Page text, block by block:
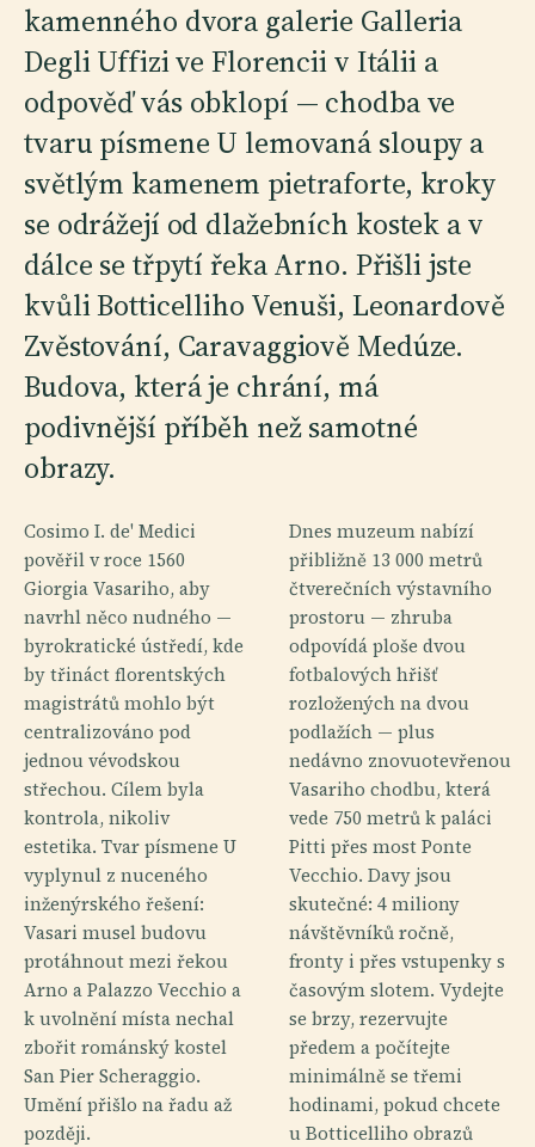
kamenného dvora galerie Galleria
Degli Uffizi ve Florencii v Itálii a
odpověď vás obklopí — chodba ve
tvaru písmene U lemovaná sloupy a
světlým kamenem pietraforte, kroky
se odrážejí od dlažebních kostek a v
dálce se třpytí řeka Arno. Přišli jste
kvůli Botticelliho Venuši, Leonardově
Zvěstování, Caravaggiově Medúze.
Budova, která je chrání, má
podivnější příběh než samotné
obrazy.
Cosimo I. de' Medici
pověřil v roce 1560
Giorgia Vasariho, aby
navrhl něco nudného —
byrokratické ústředí, kde
by třináct florentských
magistrátů mohlo být
centralizováno pod
jednou vévodskou
střechou. Cílem byla
kontrola, nikoliv
estetika. Tvar písmene U
vyplynul z nuceného
inženýrského řešení:
Vasari musel budovu
protáhnout mezi řekou
Arno a Palazzo Vecchio a
k uvolnění místa nechal
zbořit románský kostel
San Pier Scheraggio.
Umění přišlo na řadu až
později.
Dnes muzeum nabízí
přibližně 13 000 metrů
čtverečních výstavního
prostoru — zhruba
odpovídá ploše dvou
fotbalových hřišť
rozložených na dvou
podlažích — plus
nedávno znovuotevřenou
Vasariho chodbu, která
vede 750 metrů k paláci
Pitti přes most Ponte
Vecchio. Davy jsou
skutečné: 4 miliony
návštěvníků ročně,
fronty i přes vstupenky s
časovým slotem. Vydejte
se brzy, rezervujte
předem a počítejte
minimálně se třemi
hodinami, pokud chcete
u Botticelliho obrazů